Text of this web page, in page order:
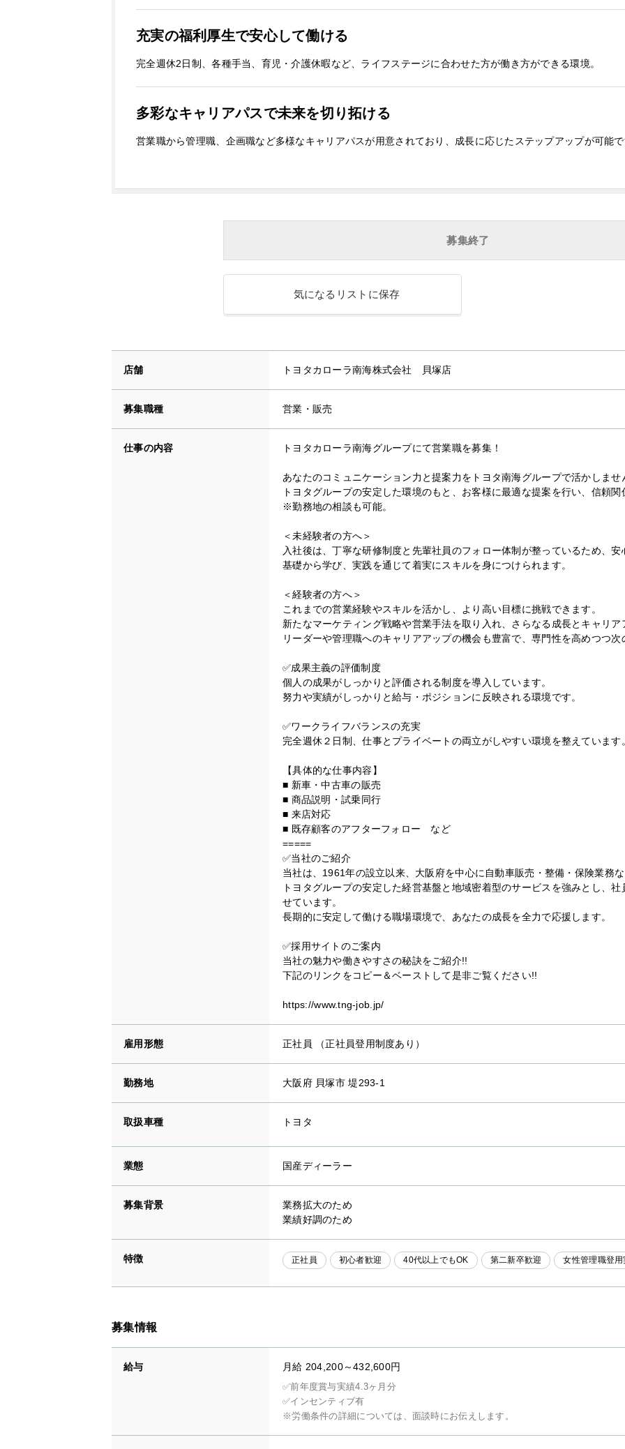
充実の福利厚生で安心して働ける
完全週休2日制、各種手当、育児・介護休暇など、ライフステージに合わせた方が働き方ができる環境。
多彩なキャリアパスで未来を切り拓ける
営業職から管理職、企画職など多様なキャリアパスが用意されており、成長に応じたステップアップが可能
募集終了
気になるリストに保存
店舗 トヨタカローラ南海株式会社 貝塚店
募集職種 営業・販売
仕事の内容 トヨタカローラ南海グループにて営業職を募集！
あなたのコミュニケーション力と提案力をトヨタ南海グループで活かしませ
トヨタグループの安定した環境のもと、お客様に最適な提案を行い、信頼
※勤務地の相談も可能。
＜未経験者の方へ＞
入社後は、丁寧な研修制度と先輩社員のフォロー体制が整っているため、
基礎から学び、実践を通じて着実にスキルを身につけられます。
＜経験者の方へ＞
これまでの営業経験やスキルを活かし、より高い目標に挑戦できます。
新たなマーケティング戦略や営業手法を取り入れ、さらなる成長とキャリ
リーダーや管理職へのキャリアアップの機会も豊富で、専門性を高めつつ
✅成果主義の評価制度
個人の成果がしっかりと評価される制度を導入しています。
努力や実績がしっかりと給与・ポジションに反映される環境です。
✅ワークライフバランスの充実
完全週休２日制、仕事とプライベートの両立がしやすい環境を整えています
【具体的な仕事内容】
■ 新車・中古車の販売
■ 商品説明・試乗同行
■ 来店対応
■ 既存顧客のアフターフォロー など
=====
✅当社のご紹介
当社は、1961年の設立以来、大阪府を中心に自動車販売・整備・保険業務
トヨタグループの安定した経営基盤と地域密着型のサービスを強みとし、
せています。
長期的に安定して働ける職場環境で、あなたの成長を全力で応援します。
✅採用サイトのご案内
当社の魅力や働きやすさの秘訣をご紹介!!
下記のリンクをコピー＆ベーストして是非ご覧ください!!
https://www.tng-job.jp/
雇用形態 正社員 （正社員登用制度あり）
勤務地 大阪府 貝塚市 堤293-1
取扱車種 トヨタ
業態 国産ディーラー
募集背景
業務拡大のため
業績好調のため
特徴 正社員 初心者歓迎 40代以上でもOK 第二新卒歓迎 女性管理職登
募集情報
給与 月給 204,200～432,600円
✅前年度賞与実績4.3ヶ月分
✅インセンティブ有
※労働条件の詳細については、面談時にお伝えします。